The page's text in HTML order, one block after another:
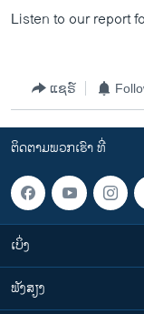
ວີດີໂອ
ລາຍການກະຈາຍສຽງ
ຕິດຕາມພວກເຮົາ ທີ່
ພາສາຕ່າງໆ
Listen to our report
ແຊຣ໌
ຕິດຕາມພວກເຮົາ ທີ່
ເບິ່ງ
ຟັງສຽງ